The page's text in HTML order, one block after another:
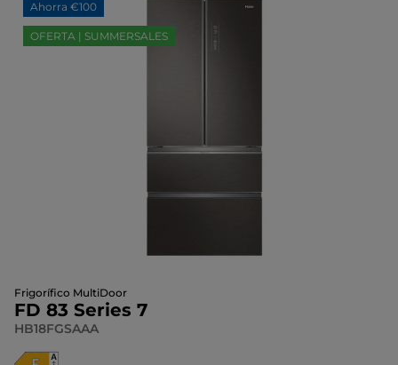
Ahorra €100
OFERTA | SUMMERSALES
Frigorífico MultiDoor
FD 83 Series 7
HB18FGSAAA